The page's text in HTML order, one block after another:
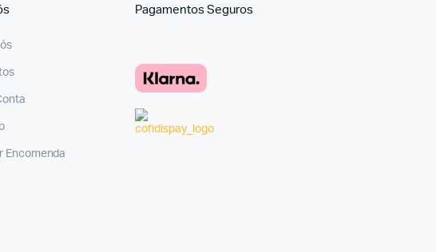
Encomenda
Pagamentos Seguros